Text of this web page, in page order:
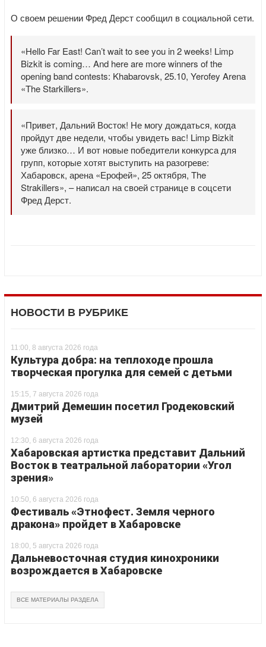
О своем решении Фред Дерст сообщил в социальной сети.
«Hello Far East! Can’t wait to see you in 2 weeks! Limp
Bizkit is coming… And here are more winners of the
opening band contests: Khabarovsk, 25.10, Yerofey Arena
«The Starkillers».
«Привет, Дальний Восток! Не могу дождаться, когда
пройдут две недели, чтобы увидеть вас! Limp Bizkit
уже близко… И вот новые победители конкурса для
групп, которые хотят выступить на разогреве:
Хабаровск, арена «Ерофей», 25 октября, The
Strakillers», – написал на своей странице в соцсети
Фред Дерст.
НОВОСТИ В РУБРИКЕ
11:00, 8 августа 2026 года
Культура добра: на теплоходе прошла
творческая прогулка для семей с детьми
15:15, 7 августа 2026 года
Дмитрий Демешин посетил Гродековский
музей
12:30, 6 августа 2026 года
Хабаровская артистка представит Дальний
Восток в театральной лаборатории «Угол
зрения»
10:50, 6 августа 2026 года
Фестиваль «Этнофест. Земля черного
дракона» пройдет в Хабаровске
18:00, 5 августа 2026 года
Дальневосточная студия кинохроники
возрождается в Хабаровске
ВСЕ МАТЕРИАЛЫ РАЗДЕЛА